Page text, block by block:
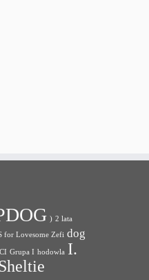
) 2 lata
for Lovesome Zefi dog
Grupa I hodowla I.